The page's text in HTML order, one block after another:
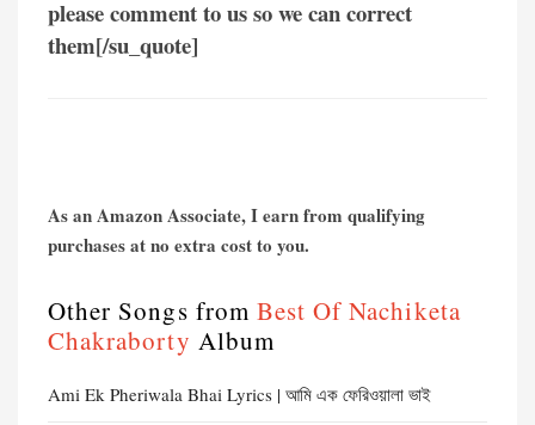
please comment to us so we can correct
them[/su_quote]
As an Amazon Associate, I earn from qualifying
purchases at no extra cost to you.
Other Songs from Best Of Nachiketa
Chakraborty Album
Ami Ek Pheriwala Bhai Lyrics | আমি এক ফেরিওয়ালা ভাই